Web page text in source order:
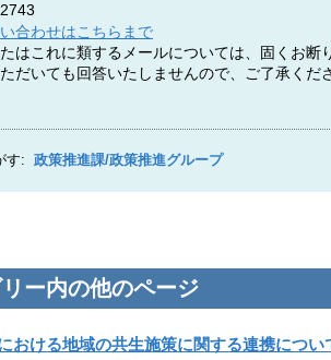
合わせはこちらまで
はこれに類するメールについては、固くお断
だいても回答いたしませんので、ご了承くだ
す: 政策推進課/政策推進グループ
ー内の他のページ
おける地域の共生施策に関する連携につい